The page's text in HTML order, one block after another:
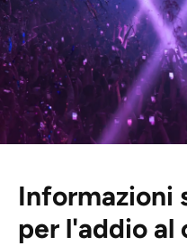
Informazioni
per l'addio al